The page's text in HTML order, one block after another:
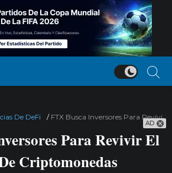
AD
De DeFi / FTX Busca Inversores Para
Para Revivir El
Criptomonedas